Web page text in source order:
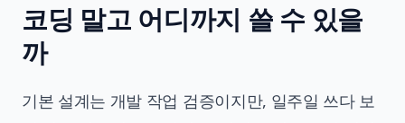
코딩 말고 어디까지 쓸 수 있을
까
기본 설계는 개발 작업 검증이지만, 일주일 쓰다 보